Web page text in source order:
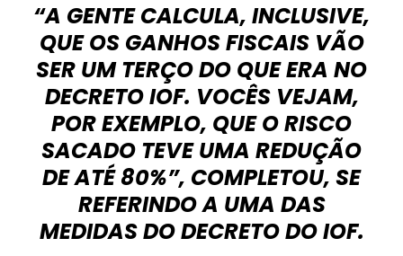
“A GENTE CALCULA, INCLUSIVE,
QUE OS GANHOS FISCAIS VÃO
SER UM TERÇO DO QUE ERA NO
DECRETO IOF. VOCÊS VEJAM,
POR EXEMPLO, QUE O RISCO
SACADO TEVE UMA REDUÇÃO
DE ATÉ 80%”, COMPLETOU, SE
REFERINDO A UMA DAS
MEDIDAS DO DECRETO DO IOF.